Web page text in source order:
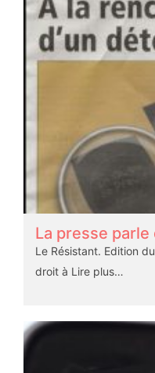
La presse parle
Le Résistant. Edition
droit à Lire plus…